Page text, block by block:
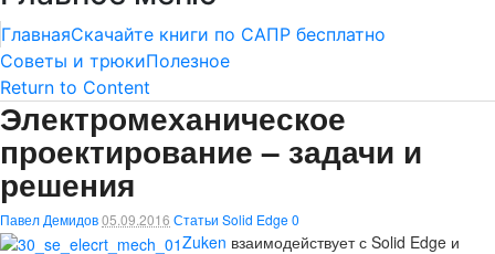
ГлавнаяСкачайте книги по САПР бесплатно
Советы и трюкиПолезное
Return to Content
Электромеханическое
проектирование – задачи и
решения
Павел Демидов05.09.2016 Статьи Solid Edge0
Zuken взаимодействует с Solid Edge и